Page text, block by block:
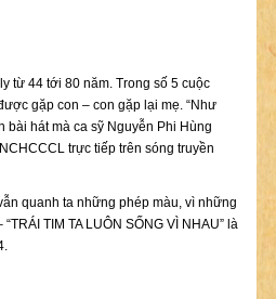
từ 44 tới 80 năm. Trong số 5 cuộc
gặp con – con gặp lại mẹ. “Như
bài hát mà ca sỹ Nguyễn Phi Hùng
trực tiếp trên sóng truyền
quanh ta những phép màu, vì những
TIM TA LUÔN SỐNG VÌ NHAU” là